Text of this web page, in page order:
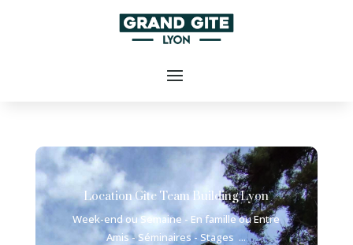
Location Gîte Team Building Lyon
Week-end ou Semaine - En famille ou Entre
Amis - Séminaires - Stages ...